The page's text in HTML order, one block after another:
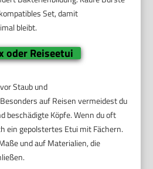
Set, damit
bleibt.
oder Reiseetui
Staub und
auf Reisen vermeidest du
beschädigte Köpfe. Wenn du oft
ein gepolstertes Etui mit Fächern.
und auf Materialien, die